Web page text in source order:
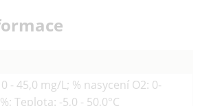
- 45,0 mg/L; % nasycení O2: 0-
Teplota: -5,0 - 50,0°C